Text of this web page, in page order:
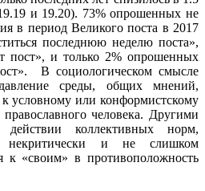
и 19.20). 73% опрошенных не
в период Великого поста в 2017
последнюю неделю поста»,
пост», и только 2% опрошенных
В социологическом смысле
среды, общих мнений,
условному или конформистскому
человека. Другими
коллективных норм,
некритически и не слишком
к «своим» в противоположность